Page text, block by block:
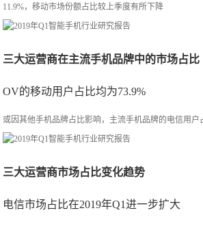
11.9%，移动市场份额占比较上季度有所下降
三大运营商在主流手机品牌中的市场占比
OV的移动用户占比均为73.9%
或因其他手机品牌占比影响，主流手机品牌的电信用
三大运营商市场占比变化趋势
电信市场占比在2019年Q1进一步扩大